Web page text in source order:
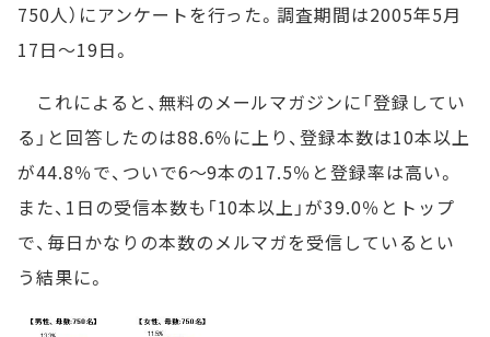
750人）にアンケートを行った。調査期間は2005年5月
17日～19日。
これによると、無料のメールマガジンに「登録してい
る」と回答したのは88.6％に上り、登録本数は10本以上
が44.8％で、ついで6～9本の17.5％と登録率は高い。
また、1日の受信本数も「10本以上」が39.0％とトップ
で、毎日かなりの本数のメルマガを受信しているとい
う結果に。